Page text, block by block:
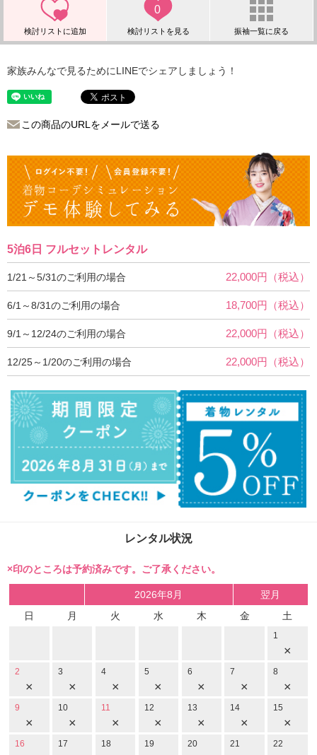
0
家族みんなで見るためにLINEでシェアしましょう！
この商品のURLをメールで送る
5泊6日 フルセットレンタル
1/21～5/31のご利用の場合 22,000円（税込）
6/1～8/31のご利用の場合 18,700円（税込）
9/1～12/24のご利用の場合 22,000円（税込）
12/25～1/20のご利用の場合 22,000円（税込）
レンタル状況
×印のところは予約済みです。ご了承ください。
2026年8月
翌月
日
月 火 水 木 金 土
1
×
2
×
3
×
4
×
5
×
6
×
7
×
8
×
9
×
10
×
11
×
12
×
13
×
14
×
15
×
16 17 18 19 20 21 22